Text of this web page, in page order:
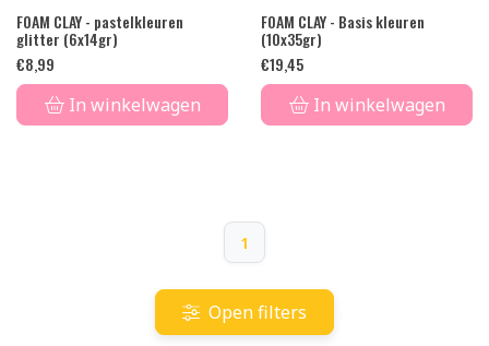
FOAM CLAY - pastelkleuren
glitter (6x14gr)
€8,99
In winkelwagen
FOAM CLAY - Basis kleuren
(10x35gr)
€19,45
In winkelwagen
1
Open filters